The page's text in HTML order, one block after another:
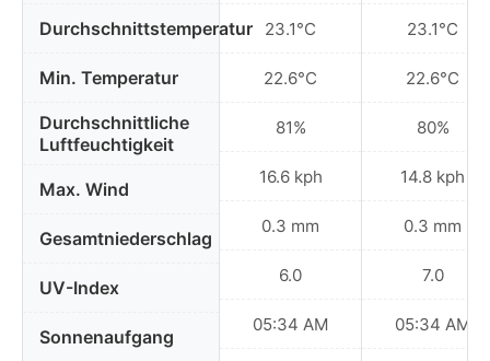
Durchschnittstemperatur
Min. Temperatur
Durchschnittliche
Luftfeuchtigkeit
Max. Wind
Gesamtniederschlag
UV-Index
Sonnenaufgang
23.1°C
22.6°C
81%
16.6 kph
0.3 mm
6.0
05:34 AM
23.1°C
22.6°C
80%
14.8 kph
0.3 mm
7.0
05:34 AM